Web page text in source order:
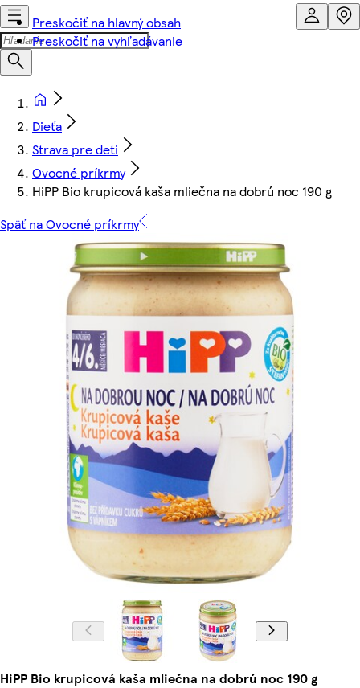
Preskočiť na hlavný obsah
Preskočiť na vyhľadávanie
Dieťa
Strava pre deti
Ovocné príkrmy
HiPP Bio krupicová kaša mliečna na dobrú noc 190 g
Späť na Ovocné príkrmy
HiPP Bio krupicová kaša mliečna na dobrú noc 190 g